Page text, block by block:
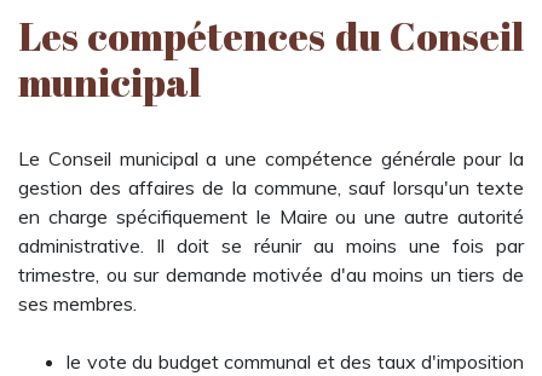
Les compétences du Conseil
municipal
Le Conseil municipal a une compétence générale pour la
gestion des affaires de la commune, sauf lorsqu'un texte
en charge spécifiquement le Maire ou une autre autorité
administrative. Il doit se réunir au moins une fois par
trimestre, ou sur demande motivée d'au moins un tiers de
ses membres.
le vote du budget communal et des taux d'imposition